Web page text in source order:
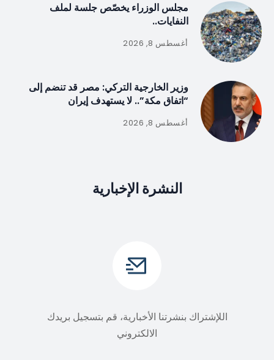
مجلس الوزراء يخصّص جلسة لملف
النفايات..
أغسطس 8, 2026
وزير الخارجية التركي: مصر قد تنضم إلى
“اتفاق مكة”.. لا يستهدف إيران
أغسطس 8, 2026
النشرة الإخبارية
اللإشتراك بنشرتنا الأخبارية، قم بتسجيل بريدك
الالكتروني